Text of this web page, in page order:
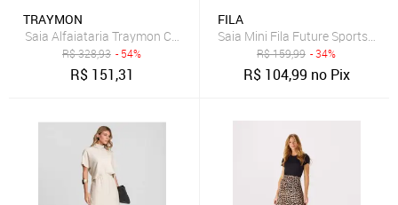
TRAYMON
Saia Alfaiataria Traymon Com Fenda Preto
R$328,93 - 54%
R$ 151,31
FILA
Saia Mini Fila Future Sports
R$159,99 - 34%
R$ 104,99 no Pix